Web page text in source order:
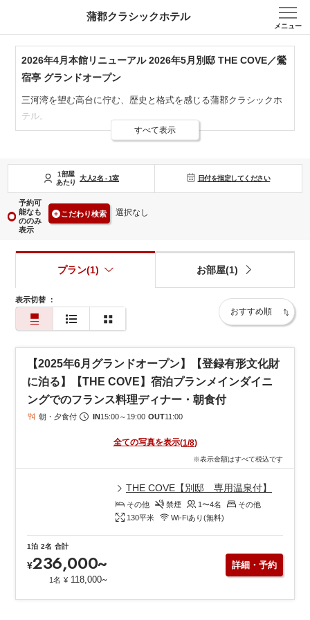
蒲郡クラシックホテル
メニュー
2026年4月本館リニューアル 2026年5月別邸 THE COVE／鶯
宿亭 グランドオープン
三河湾を望む高台に佇む、歴史と格式を感じる蒲郡クラシックホ
テル。
昭和9年（1934年）創業の趣ある建物は国の登録有形文化財に指
館内には古き良き時代の優雅な空気が漂います。
2026年4月には本館客室をリニューアルし、歴史ある趣はそのま
まに
より快適で上質な滞在空間へと生まれ変わりました。
登録有形文化財の趣を活かした特別な空間で、ワンランク上のご
お楽しみいただけます。
海側の客室や「メインダイニングルーム」、ラウンジからは、三
らではの
落ち着いた雰囲気と、時を超えて受け継がれるおもてなしが、心
安らぐ
ひとときを演出します。
長年愛され続ける名物ランチカレーなど、伝統の味もお楽しみい
また、天然温泉「美白泉」（別邸のみ）をはじめ、四季折々の庭
的となる魅力が満載です。
竹島や八百富神社へは徒歩圏内と観光にも便利。歴史・美食・絶
景・おもてなしが
すべて表示
1部屋
あたり
大人2名 -1室 日付を指定してください
予約可
能なも
ののみ
表示
こだわり検索 選択なし
表示切替 ：
プラン(1) お部屋(1)
【2025年6月グランドオープン】【登録有形文化財
に泊る】【THE COVE】宿泊プランメインダイニ
ングでのフランス料理ディナー・朝食付
朝・夕食付 IN15:00～ 19:00 OUT11:00
全ての写真を表示(1/8)
※表示金額はすべて税込です
THE COVE【別邸 専用温泉付】
その他 禁煙 1〜4名
その他
130平米 Wi-Fiあり(無料)
1泊 2名 合計
¥236,000~
1名 ¥ 118,000~
詳細・予約